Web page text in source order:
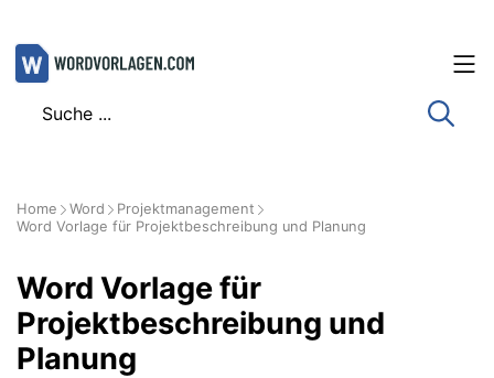
Zum
Inhalt
Home Word
Projektmanagement
Word Vorlage für Projektbeschreibung und Planung
Word Vorlage für
Projektbeschreibung und
Planung